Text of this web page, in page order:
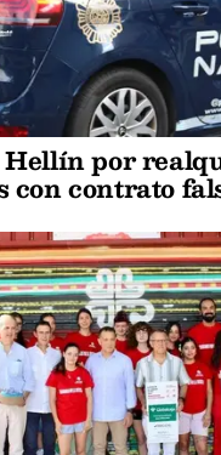
Hellín por
con contrato